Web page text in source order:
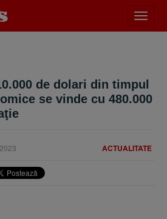
meniu
de dolari din timpul
se vinde cu 480.000
ACTUALITATE